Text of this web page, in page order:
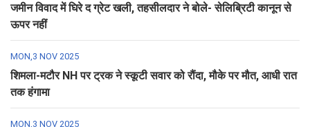
जमीन विवाद में घिरे द ग्रेट खली, तहसीलदार ने बोले- सेलिब्रिटी कानून से
ऊपर नहीं
MON,3 NOV 2025
शिमला-मटौर NH पर ट्रक ने स्कूटी सवार को रौंदा, मौके पर मौत, आधी रात
तक हंगामा
MON,3 NOV 2025